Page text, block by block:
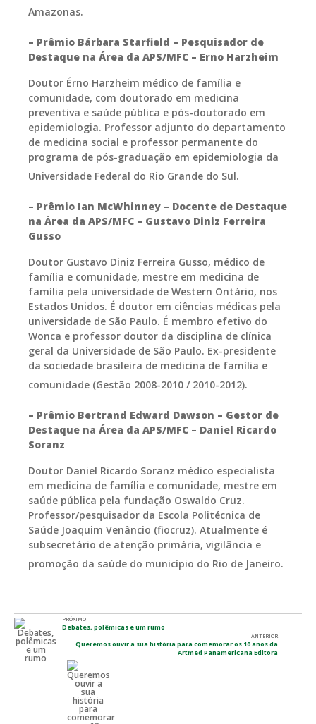
Amazonas.
– Prêmio Bárbara Starfield – Pesquisador de
Destaque na Área da APS/MFC – Erno Harzheim
Doutor Érno Harzheim médico de família e
comunidade, com doutorado em medicina
preventiva e saúde pública e pós-doutorado em
epidemiologia. Professor adjunto do departamento
de medicina social e professor permanente do
programa de pós-graduação em epidemiologia da
Universidade Federal do Rio Grande do Sul.
– Prêmio Ian McWhinney – Docente de Destaque
na Área da APS/MFC – Gustavo Diniz Ferreira
Gusso
Doutor Gustavo Diniz Ferreira Gusso, médico de
família e comunidade, mestre em medicina de
família pela universidade de Western Ontário, nos
Estados Unidos. É doutor em ciências médicas pela
universidade de São Paulo. É membro efetivo do
Wonca e professor doutor da disciplina de clínica
geral da Universidade de São Paulo. Ex-presidente
da sociedade brasileira de medicina de família e
comunidade (Gestão 2008-2010 / 2010-2012).
– Prêmio Bertrand Edward Dawson – Gestor de
Destaque na Área da APS/MFC – Daniel Ricardo
Soranz
Doutor Daniel Ricardo Soranz médico especialista
em medicina de família e comunidade, mestre em
saúde pública pela fundação Oswaldo Cruz.
Professor/pesquisador da Escola Politécnica de
Saúde Joaquim Venâncio (fiocruz). Atualmente é
subsecretário de atenção primária, vigilância e
promoção da saúde do município do Rio de Janeiro.
PRÓXIMO
Debates, polêmicas e um rumo
ANTERIOR
Queremos ouvir a sua história para comemorar os 10 anos da
Artmed Panamericana Editora